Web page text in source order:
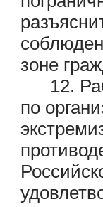
зоне
12.
по